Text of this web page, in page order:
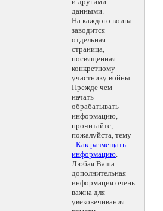
данными.
На каждого воина
заводится
отдельная
страница,
посвященная
конкретному
участнику войны.
Прежде чем
начать
обрабатывать
информацию,
прочитайте,
пожалуйста, тему
- Как размещать
информацию.
Любая Ваша
дополнительная
информация очень
важна для
увековечивания